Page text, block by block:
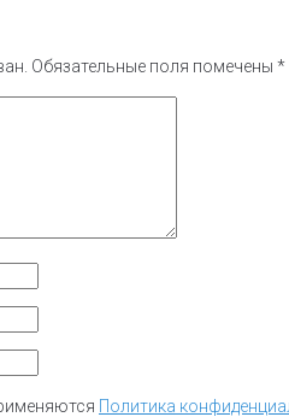
Обязательные поля помечены *
Политика